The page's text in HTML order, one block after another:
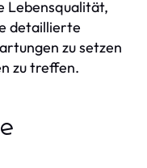
Lebensqualität,
detaillierte
zu setzen
zu treffen.